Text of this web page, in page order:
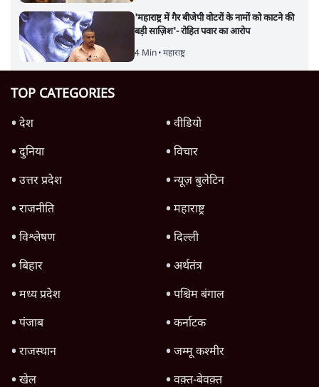
'महाराष्ट्र में गैर बीजेपी वोटरों के नामों को काटने की
बड़ी साज़िश'- रोहित पवार का आरोप
4 Min• महाराष्ट्र
TOP CATEGORIES
देश
वीडियो
दुनिया
विचार
उत्तर प्रदेश
न्यूज़ बुलेटिन
राजनीति
महाराष्ट्र
विश्लेषण
दिल्ली
बिहार
अर्थतंत्र
मध्य प्रदेश
पश्चिम बंगाल
पंजाब
कर्नाटक
राजस्थान
जम्मू कश्मीर
खेल
वक़्त-बेवक़्त